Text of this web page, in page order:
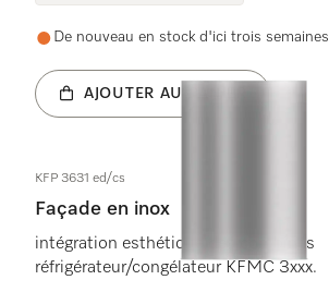
De nouveau en stock d'ici trois semaines
AJOUTER AU PANIER
KFP 3631 ed/cs
Façade en inox
intégration esthétique des combinés
réfrigérateur/congélateur KFMC 3xxx.